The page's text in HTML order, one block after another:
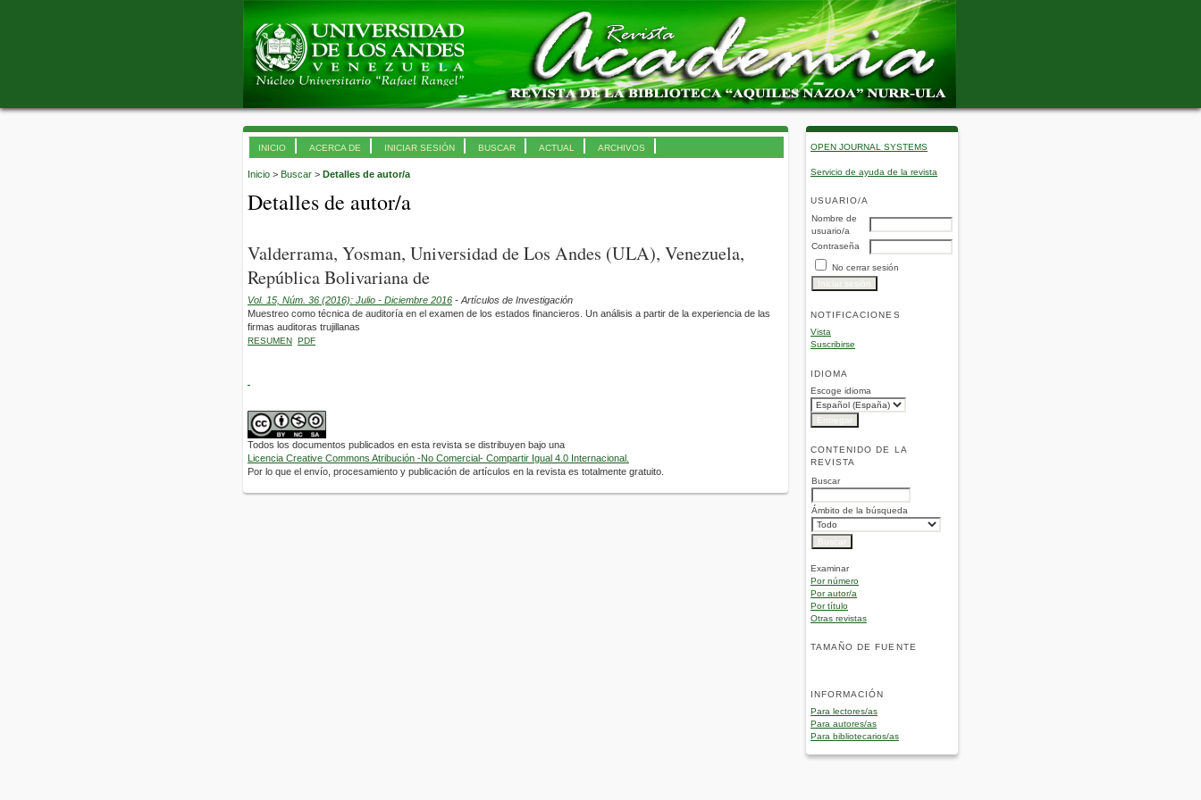
OPEN JOURNAL SYSTEMS
Servicio de ayuda de la revista
USUARIO/A
Nombre de
usuario/a
Contraseña
No cerrar sesión
NOTIFICACIONES
Vista
Suscribirse
IDIOMA
Escoge idioma
CONTENIDO DE LA
REVISTA
Buscar
Ámbito de la búsqueda
Examinar
Por número
Por autor/a
Por título
Otras revistas
TAMAÑO DE FUENTE
INFORMACIÓN
Para lectores/as
Para autores/as
Para bibliotecarios/as
INICIO ACERCA DE INICIAR SESIÓN BUSCAR ACTUAL ARCHIVOS
Inicio > Buscar > Detalles de autor/a
Detalles de autor/a
Valderrama, Yosman, Universidad de Los Andes (ULA), Venezuela,
República Bolivariana de
Vol. 15, Núm. 36 (2016): Julio - Diciembre 2016 - Artículos de Investigación
Muestreo como técnica de auditoría en el examen de los estados financieros. Un análisis a partir de la experiencia de las
firmas auditoras trujillanas
RESUMEN PDF
Todos los documentos publicados en esta revista se distribuyen bajo una
Licencia Creative Commons Atribución -No Comercial- Compartir Igual 4.0 Internacional.
Por lo que el envío, procesamiento y publicación de artículos en la revista es totalmente gratuito.